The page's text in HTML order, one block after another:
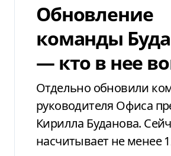
Обновление
команды
— кто в нее
Отдельно обновили
руководителя Офиса
Кирилла Буданова.
насчитывает не менее